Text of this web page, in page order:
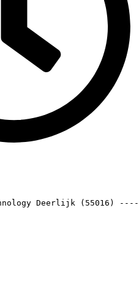
Deerlijk (55016)